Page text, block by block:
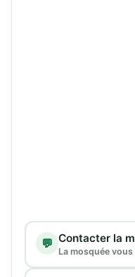
Type de demande
💬 Contacter la
La mosquée